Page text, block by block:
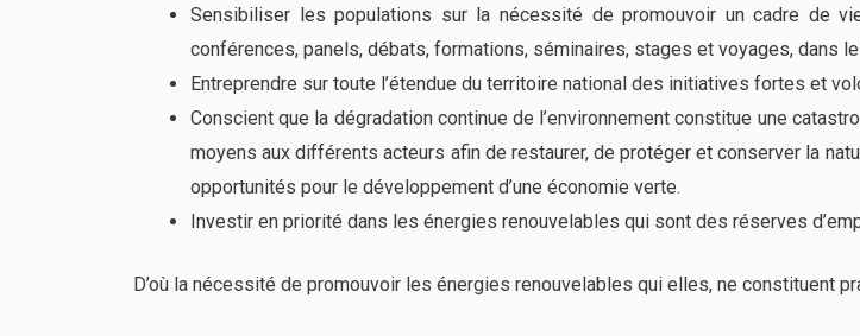
Sensibiliser les populations sur la nécessité de promouvoir un cadre de
conférences, panels, débats, formations, séminaires, stages et voyages, dans
Entreprendre sur toute l’étendue du territoire national des initiatives fortes et
Conscient que la dégradation continue de l’environnement constitue une
moyens aux différents acteurs afin de restaurer, de protéger et conserver la
opportunités pour le développement d’une économie verte.
Investir en priorité dans les énergies renouvelables qui sont des réserves
D’où la nécessité de promouvoir les énergies renouvelables qui elles, ne constituent